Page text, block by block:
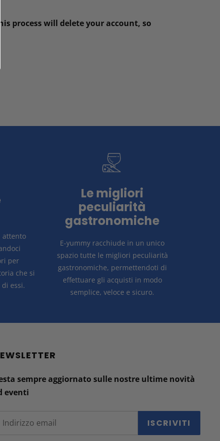
process will delete your account, so
attento
per
che si
essi.
Le migliori
peculiarità
gastronomiche
E-yummy racchiude in un unico
spazio tutte le migliori peculiarità
gastronomiche, permettendoti di
effettuare gli acquisti in modo
semplice, veloce e sicuro.
sempre aggiornato sulle nostre ultime novità
eventi
ISCRIVITI